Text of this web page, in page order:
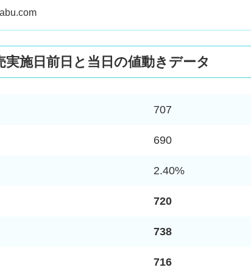
実施日前日と当日の値動きデータ
707
690
2.40%
720
738
716